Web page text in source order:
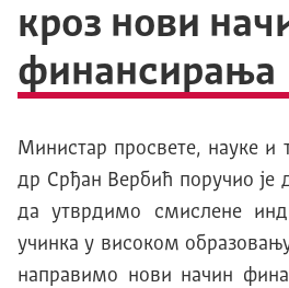
кроз нови
финансирања
Министар просвете, науке и
др Срђан Вербић поручио је
да утврдимо смислене
учинка у високом
направимо нови начин